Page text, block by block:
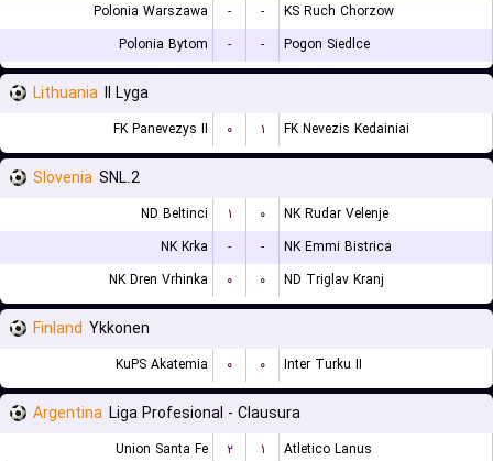
Polonia Warszawa - -
KS Ruch Chorzow
Polonia Bytom
- - Pogon Siedlce
Lithuania II Lyga
FK Panevezys II ۰ ۱ FK Nevezis Kedainiai
Slovenia 2.SNL
ND Beltinci ۱ ۰
NK Rudar Velenje
NK Krka
- -
NK Emmi Bistrica
NK Dren Vrhinka
۰ ۰ ND Triglav Kranj
Finland Ykkonen
KuPS Akatemia ۰ ۰ Inter Turku II
Argentina Liga Profesional - Clausura
Union Santa Fe ۲ ۱ Atletico Lanus